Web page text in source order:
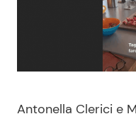
Moda e Style
Mondo Mamma
Antonella Clerici e